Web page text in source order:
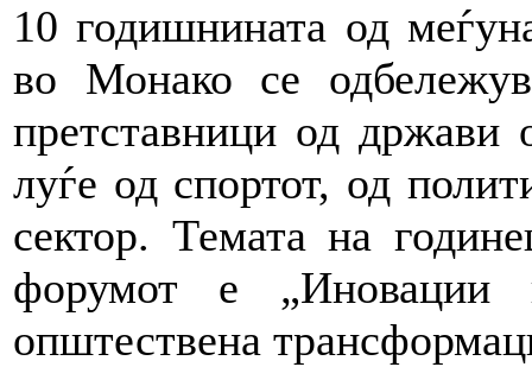
10 годишнината од
во Монако се
претставници од држави
луѓе од спортот, од
сектор. Темата на
форумот е „Иновации
општествена